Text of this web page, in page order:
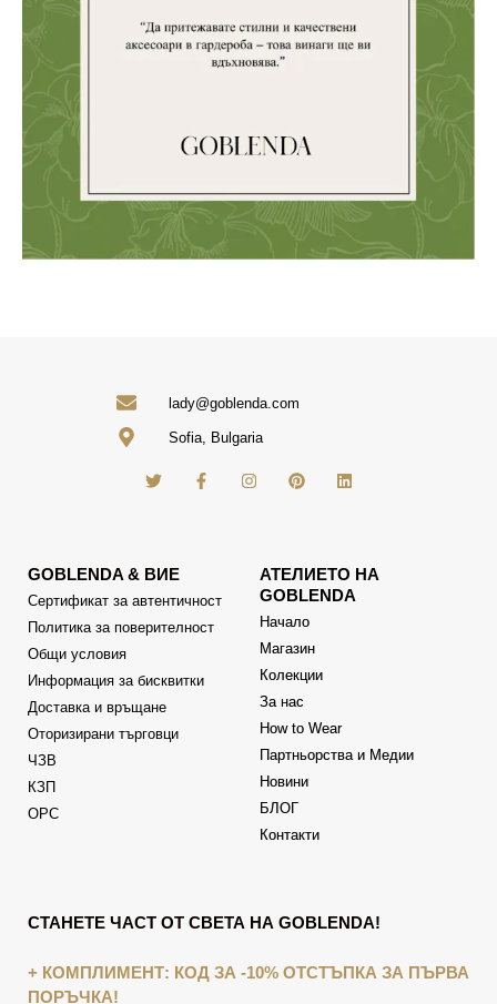
lady@goblenda.com
Sofia, Bulgaria
GOBLENDA & ВИЕ
Сертификат за автентичност
Политика за поверителност
Общи условия
Информация за бисквитки
Доставка и връщане
Оторизирани търговци
ЧЗВ
КЗП
ОРС
АТЕЛИЕТО НА
GOBLENDA
Начало
Магазин
Колекции
За нас
How to Wear
Партньорства и Медии
Новини
БЛОГ
Контакти
СТАНЕТЕ ЧАСТ ОТ СВЕТА НА GOBLENDA!
+ КОМПЛИМЕНТ: КОД ЗА -10% ОТСТЪПКА ЗА ПЪРВА
ПОРЪЧКА!